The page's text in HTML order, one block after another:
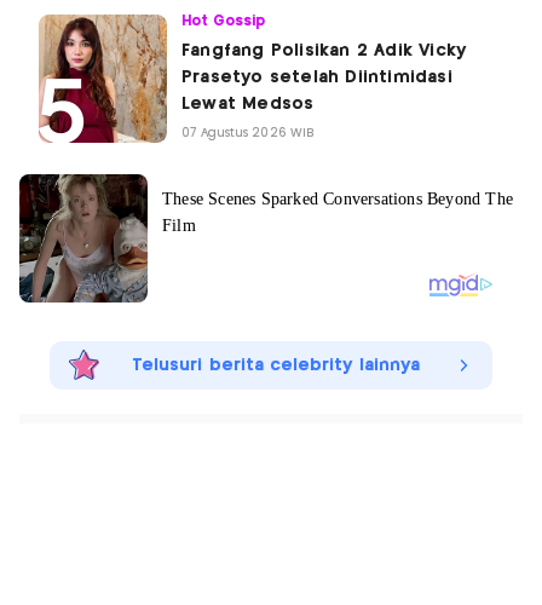
Hot Gossip
Fangfang Polisikan 2 Adik Vicky
Prasetyo setelah Diintimidasi
Lewat Medsos
07 Agustus 2026 WIB
Telusuri berita celebrity lainnya